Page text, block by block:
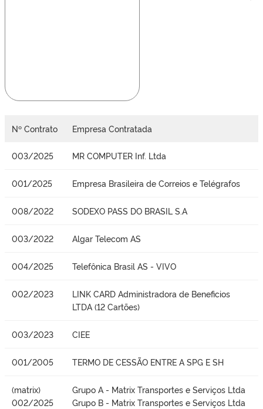
Nº Contrato Empresa Contratada
003/2025 MR COMPUTER Inf. Ltda
001/2025 Empresa Brasileira de Correios e Telégrafos
008/2022 SODEXO PASS DO BRASIL S.A
003/2022 Algar Telecom AS
004/2025 Telefônica Brasil AS - VIVO
002/2023
LINK CARD Administradora de Beneficios
LTDA (12 Cartões)
003/2023 CIEE
001/2005 TERMO DE CESSÃO ENTRE A SPG E SH
(matrix)
002/2025
Grupo A - Matrix Transportes e Serviços Ltda
Grupo B - Matrix Transportes e Serviços Ltda